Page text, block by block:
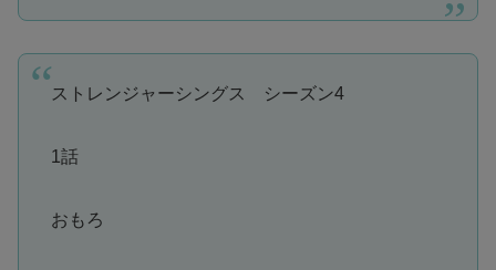
ストレンジャーシングス シーズン4
1話
おもろ